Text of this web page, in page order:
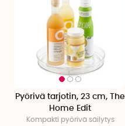
Pyörivä tarjotin, 23 cm, The
Home Edit
Kompakti pyörivä säilytys